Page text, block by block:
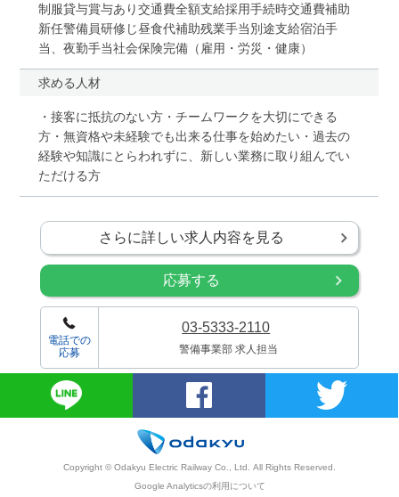
制服貸与賞与あり交通費全額支給採用手続時交通費補助
新任警備員研修じ昼食代補助残業手当別途支給宿泊手
当、夜勤手当社会保険完備（雇用・労災・健康）
求める人材
・接客に抵抗のない方・チームワークを大切にできる
方・無資格や未経験でも出来る仕事を始めたい・過去の
経験や知識にとらわれずに、新しい業務に取り組んでい
ただける方
さらに詳しい求人内容を見る
応募する
電話での
応募
03-5333-2110
警備事業部 求人担当
Copyright © Odakyu Electric Railway Co., Ltd. All Rights Reserved.
Google Analyticsの利用について